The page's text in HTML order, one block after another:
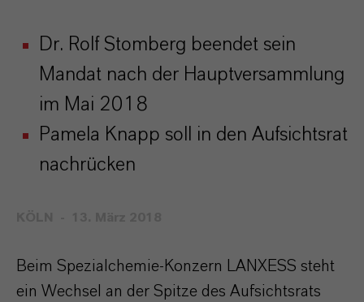
Dr. Rolf Stomberg beendet sein
Mandat nach der Hauptversammlung
im Mai 2018
Pamela Knapp soll in den Aufsichtsrat
nachrücken
Beim Spezialchemie-Konzern LANXESS steht
ein Wechsel an der Spitze des Aufsichtsrats